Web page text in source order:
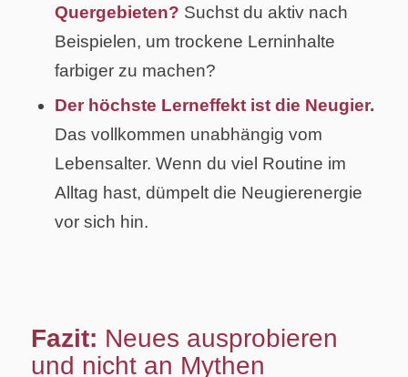
Quergebieten? Suchst du aktiv nach
Beispielen, um trockene Lerninhalte
farbiger zu machen?
Der höchste Lerneffekt ist die Neugier.
Das vollkommen unabhängig vom
Lebensalter. Wenn du viel Routine im
Alltag hast, dümpelt die Neugierenergie
vor sich hin.
Fazit: Neues ausprobieren
und nicht an Mythen